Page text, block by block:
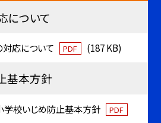
について
応について PDF (187 KB)
基本方針
学校いじめ防止基本方針 PDF